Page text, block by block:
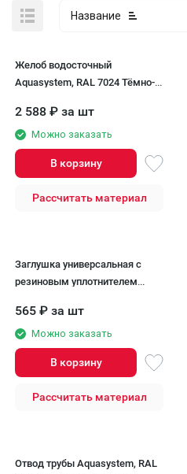
Название
Желоб водосточный
Aquasystem, RAL 7024 Тёмно-
2 588 ₽ за шт
Можно заказать
В корзину
Рассчитать материал
Заглушка универсальная с
резиновым уплотнителем
серый 125/90
565 ₽ за шт
Можно заказать
В корзину
Рассчитать материал
Отвод трубы Aquasystem, RAL